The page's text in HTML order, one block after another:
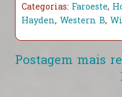
Categorias: Faroeste,
Hayden, Western B,
Postagem mais